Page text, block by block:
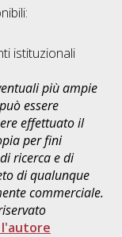
istituzionali
più ampie
essere
effettuato il
per fini
ricerca e di
di qualunque
commerciale.